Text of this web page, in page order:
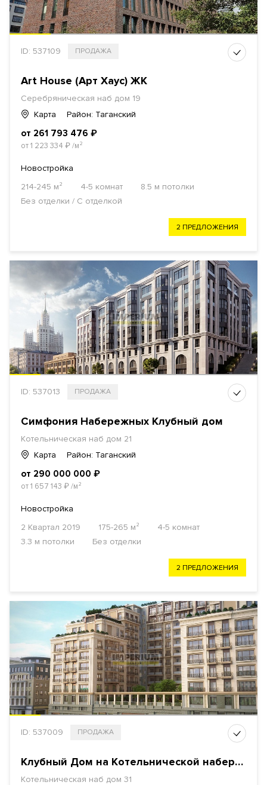
ID: 537109 ПРОДАЖА
Art House (Арт Хаус) ЖК
Серебряническая наб дом 19
Карта
Район: Таганский
от 261 793 476 ₽
от 1 223 334 ₽/м²
Новостройка
214-245 м²
4-5 комнат
8.5 м потолки
Без отделки / С отделкой
2 ПРЕДЛОЖЕНИЯ
ID: 537013 ПРОДАЖА
Симфония Набережных Клубный дом
Котельническая наб дом 21
Карта
Район: Таганский
от 290 000 000 ₽
от 1 657 143 ₽/м²
Новостройка
2 Квартал 2019
175-265 м²
4-5 комнат
3.3 м потолки
Без отделки
2 ПРЕДЛОЖЕНИЯ
ID: 537009 ПРОДАЖА
Клубный Дом на Котельнической набережной
Котельническая наб дом 31